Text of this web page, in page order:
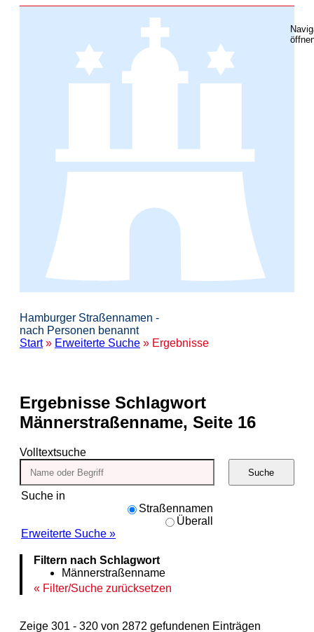
Hamburger Straßennamen -
nach Personen benannt
Start» Erweiterte Suche » Ergebnisse
Ergebnisse Schlagwort
Männerstraßenname, Seite 16
Volltextsuche
Suche in
Straßennamen
Überall
Erweiterte Suche »
Suche
Filtern nach Schlagwort
Männerstraßenname
Filter/Suche zurücksetzen
Zeige 301 - 320 von 2872 gefundenen Einträgen